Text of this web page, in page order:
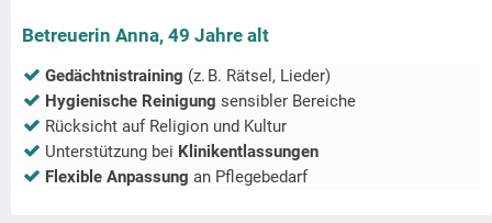
Betreuerin Anna, 49 Jahre alt
Gedächtnistraining (z. B. Rätsel, Lieder)
Hygienische Reinigung sensibler Bereiche
Rücksicht auf Religion und Kultur
Unterstützung bei Klinikentlassungen
Flexible Anpassung an Pflegebedarf